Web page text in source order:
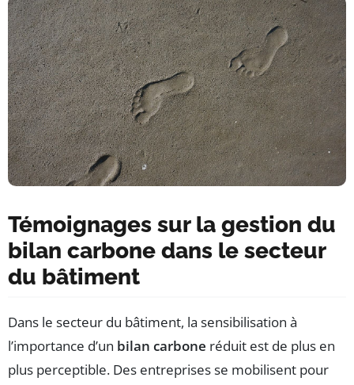
Témoignages sur la gestion du
bilan carbone dans le secteur
du bâtiment
Dans le secteur du bâtiment, la sensibilisation à
l’importance d’un bilan carbone réduit est de plus en
plus perceptible. Des entreprises se mobilisent pour